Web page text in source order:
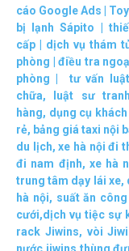
cáo Google Ads
bị lạnh Sápito
cấp
dịch vụ thám
phòng |điều tra
phòng
tư vấn
chữa, luật sư
hàng, dụng cụ
rẻ, bảng giá taxi nội
du lịch,xe hà nội đi
đi nam định, xe hà
trung tâm dạy lái xe,
hà nội, suất ăn
cưới,dịch vụ tiệc sự
rack Jiwins, vòi
nước jiwins,thùng